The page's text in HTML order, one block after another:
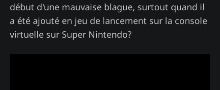
début d'une mauvaise blague, surtout quand il
a été ajouté en jeu de lancement sur la console
virtuelle sur Super Nintendo?